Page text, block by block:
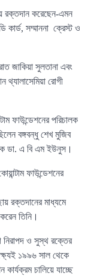
রক্তদান করেছেন-এমন
কার্ড, সম্মাননা ক্রেস্ট ও
জাকিয়া সুলতানা এবং
রোগী
ফাউন্ডেশনের পরিচালক
বঙ্গবন্ধু শেখ মুজিব
ডা. এ বি এম ইউনুস।
ফাউন্ডেশনের
রক্তদানের মাধ্যমে
তিনি।
নিরাপদ ও সুস্থ রক্তের
১৯৯৬ সাল থেকে
চালিয়ে যাচ্ছে